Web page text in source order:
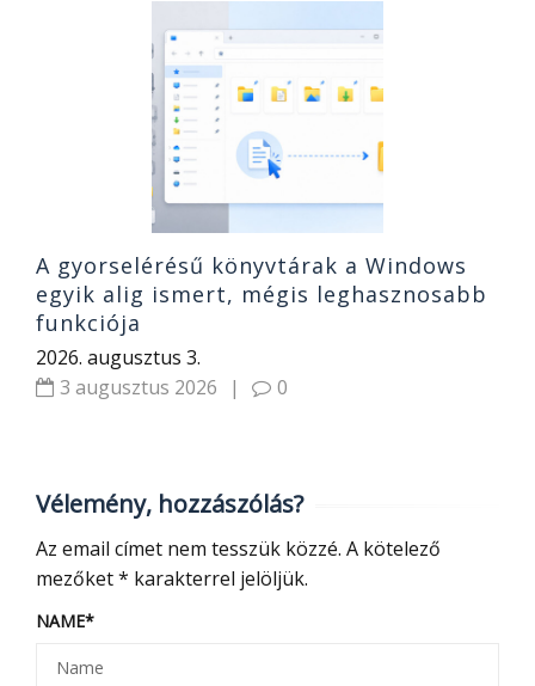
A gyorselérésű könyvtárak a Windows
egyik alig ismert, mégis leghasznosabb
funkciója
2026. augusztus 3.
3 augusztus 2026
| 0
Vélemény, hozzászólás?
Az email címet nem tesszük közzé. A kötelező
mezőket* karakterrel jelöljük.
NAME*